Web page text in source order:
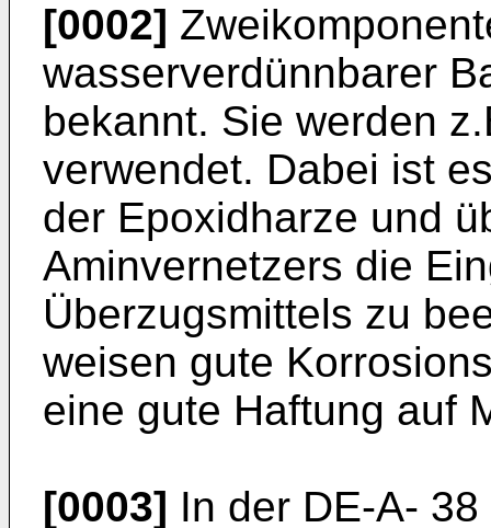
[0002]
wasserverdünnbarer
bekannt. Sie werden
verwendet. Dabei ist
der Epoxidharze und
Aminvernetzers die
Überzugsmittels zu
weisen gute
eine gute Haftung auf
[0003] In der DE-A-